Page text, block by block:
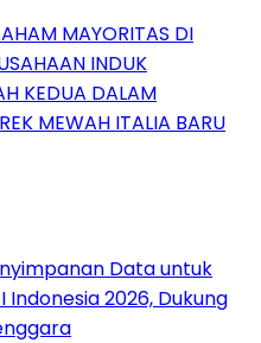
MAYORITAS DI
INDUK
KEDUA DALAM
MEWAH ITALIA BARU
Data untuk
Indonesia 2026, Dukung